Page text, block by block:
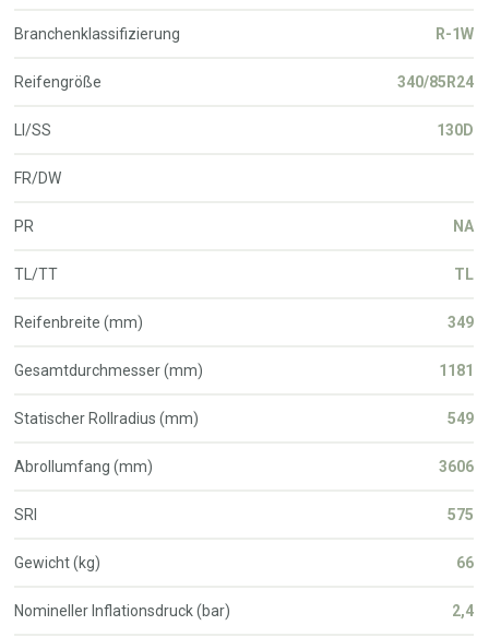
Branchenklassifizierung R-1W
Reifengröße 340/85R24
LI/SS 130D
FR/DW
PR NA
TL/TT TL
Reifenbreite (mm) 349
Gesamtdurchmesser (mm) 1181
Statischer Rollradius (mm) 549
Abrollumfang (mm) 3606
SRI 575
Gewicht (kg) 66
Nomineller Inflationsdruck (bar) 2,4